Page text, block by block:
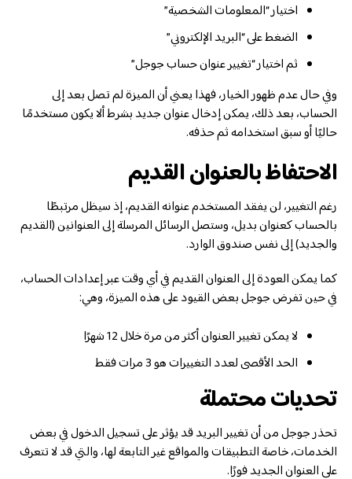
اختيار “المعلومات الشخصية”
الضغط على “البريد الإلكتروني”
ثم اختيار “تغيير عنوان حساب جوجل”
وفي حال عدم ظهور الخيار، فهذا يعني أن الميزة لم تصل بعد إلى
الحساب، بعد ذلك، يمكن إدخال عنوان جديد بشرط ألا يكون مستخدمًا
حاليًا أو سبق استخدامه ثم حذفه.
الاحتفاظ بالعنوان القديم
رغم التغيير، لن يفقد المستخدم عنوانه القديم، إذ سيظل مرتبطًا
بالحساب كعنوان بديل، وستصل الرسائل المرسلة إلى العنوانين (القديم
والجديد) إلى نفس صندوق الوارد.
كما يمكن العودة إلى العنوان القديم في أي وقت عبر إعدادات الحساب،
في حين تفرض جوجل بعض القيود على هذه الميزة، وهي:
لا يمكن تغيير العنوان أكثر من مرة خلال 12 شهرًا
الحد الأقصى لعدد التغييرات هو 3 مرات فقط
تحديات محتملة
تحذر جوجل من أن تغيير البريد قد يؤثر على تسجيل الدخول في بعض
الخدمات، خاصة التطبيقات والمواقع غير التابعة لها، والتي قد لا تتعرف
على العنوان الجديد فورًا.